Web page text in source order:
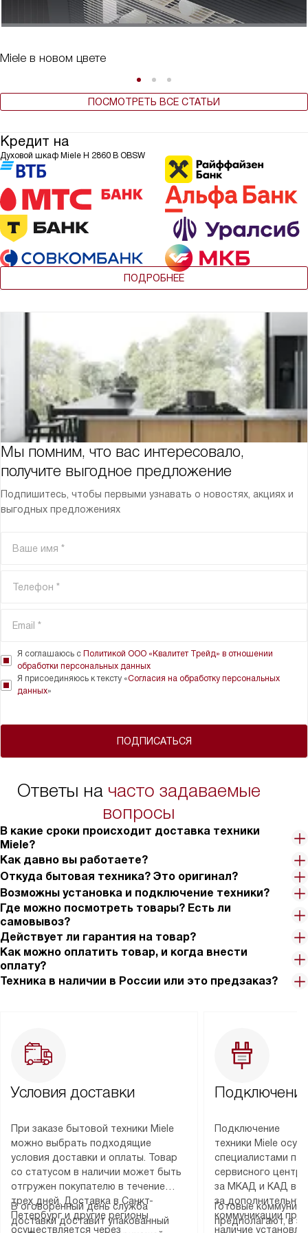
Miele в новом цвете
ПОСМОТРЕТЬ ВСЕ СТАТЬИ
Кредит на
Духовой шкаф Miele H 2860 B OBSW
ПОДРОБНЕЕ
Мы помним, что вас интересовало,
получите выгодное предложение
Подпишитесь, чтобы первыми узнавать о новостях, акциях и
выгодных предложениях
ПОДПИСАТЬСЯ
Я соглашаюсь с Политикой ООО «Квалитет Трейд» в отношении
обработки персональных данных
Я присоединяюсь к тексту «Согласия на обработку персональных
данных»
Ответы на часто задаваемые
вопросы
В какие сроки происходит доставка техники
Miele?
Как давно вы работаете?
Откуда бытовая техника? Это оригинал?
Возможны установка и подключение техники?
Где можно посмотреть товары? Есть ли
самовывоз?
Действует ли гарантия на товар?
Как можно оплатить товар, и когда внести
оплату?
Техника в наличии в России или это предзаказ?
Условия доставки
При заказе бытовой техники Miele
можно выбрать подходящие
условия доставки и оплаты. Товар
со статусом в наличии может быть
отгружен покупателю в течение
трех дней. Доставка в Санкт-
Петербург и другие регионы
осуществляется через
В оговоренный день служба
доставки доставит упакованный
Подключение
техники Miele
специалистами
сервисного
за МКАД и КАД
за
коммуникации
наличие
Готовые
предполагают, в